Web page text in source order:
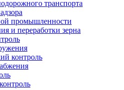
транспорта
промышленности
и переработки зерна
контроль